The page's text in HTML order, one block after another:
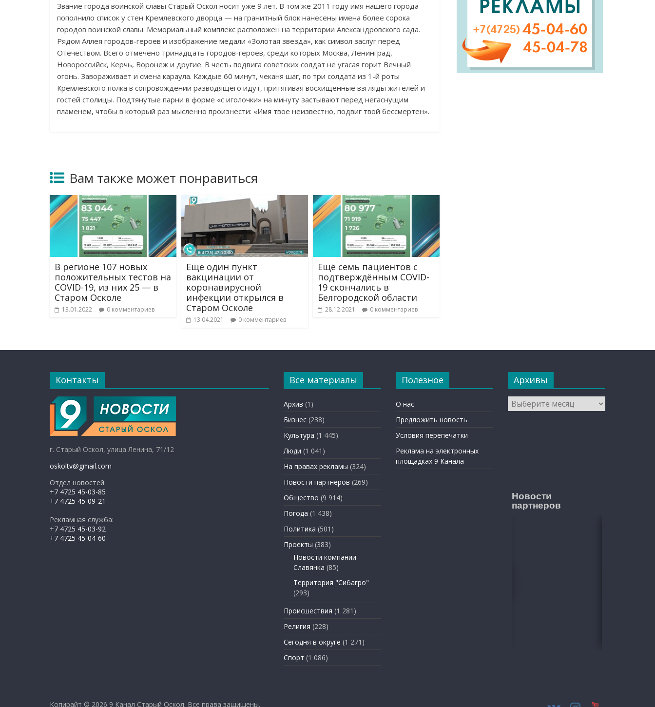
Звание города воинской славы Старый Оскол носит уже 9 лет. В том же 2011 году имя нашего города
пополнило список у стен Кремлевского дворца — на гранитный блок нанесены имена более сорока
городов воинской славы. Мемориальный комплекс расположен на территории Александровского сада.
Рядом Аллея городов-героев и изображение медали «Золотая звезда», как символ заслуг перед
Отечеством. Всего отмечено тринадцать городов-героев, среди которых Москва, Ленинград,
Новороссийск, Керчь, Воронеж и другие. В честь подвига советских солдат не угасая горит Вечный
огонь. Завораживает и смена караула. Каждые 60 минут, чеканя шаг, по три солдата из 1-й роты
Кремлевского полка в сопровождении разводящего идут, притягивая восхищенные взгляды жителей и
гостей столицы. Подтянутые парни в форме «с иголочки» на минуту застывают перед негаснущим
пламенем, чтобы в который раз мысленно произнести: «Имя твое неизвестно, подвиг твой бессмертен».
Вам также может понравиться
В регионе 107 новых
положительных тестов на
COVID-19, из них 25 — в
Старом Осколе
13.01.2022 0 комментариев
Еще один пункт
вакцинации от
коронавирусной
инфекции открылся в
Старом Осколе
13.04.2021 0 комментариев
Ещё семь пациентов с
подтверждённым COVID-
19 скончались в
Белгородской области
28.12.2021 0 комментариев
Контакты
г. Старый Оскол, улица Ленина, 71/12
oskoltv@gmail.com
Отдел новостей:
+7 4725 45-03-85
+7 4725 45-09-21
Рекламная служба:
+7 4725 45-03-92
+7 4725 45-04-60
Все материалы
Архив (1)
Бизнес (238)
Культура (1 445)
Люди (1 041)
На правах рекламы (324)
Новости партнеров (269)
Общество (9 914)
Погода (1 438)
Политика (501)
Проекты (383)
Новости компании
Славянка (85)
Территория "Сибагро"
(293)
Происшествия (1 281)
Религия (228)
Сегодня в округе (1 271)
Спорт (1 086)
Полезное
О нас
Предложить новость
Условия перепечатки
Реклама на электронных
площадках 9 Канала
Архивы
Архивы
Новости
партнеров
Копирайт © 2026 9 Канал Старый Оскол. Все права защищены.